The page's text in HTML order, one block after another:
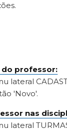
do professor:
lateral
'Novo'.
nas
lateral